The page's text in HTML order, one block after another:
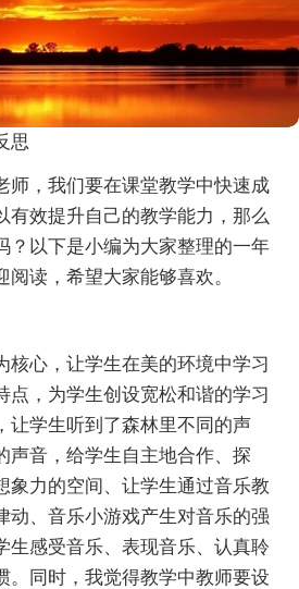
思
师，我们要在课堂教学中快速成
有效提升自己的教学能力，那么
？以下是小编为大家整理的一年
读，希望大家能够喜欢。
核心，让学生在美的环境中学习
点，为学生创设宽松和谐的学习
让学生听到了森林里不同的声
声音，给学生自主地合作、探
象力的空间、让学生通过音乐教
动、音乐小游戏产生对音乐的强
生感受音乐、表现音乐、认真聆
。同时，我觉得教学中教师要设